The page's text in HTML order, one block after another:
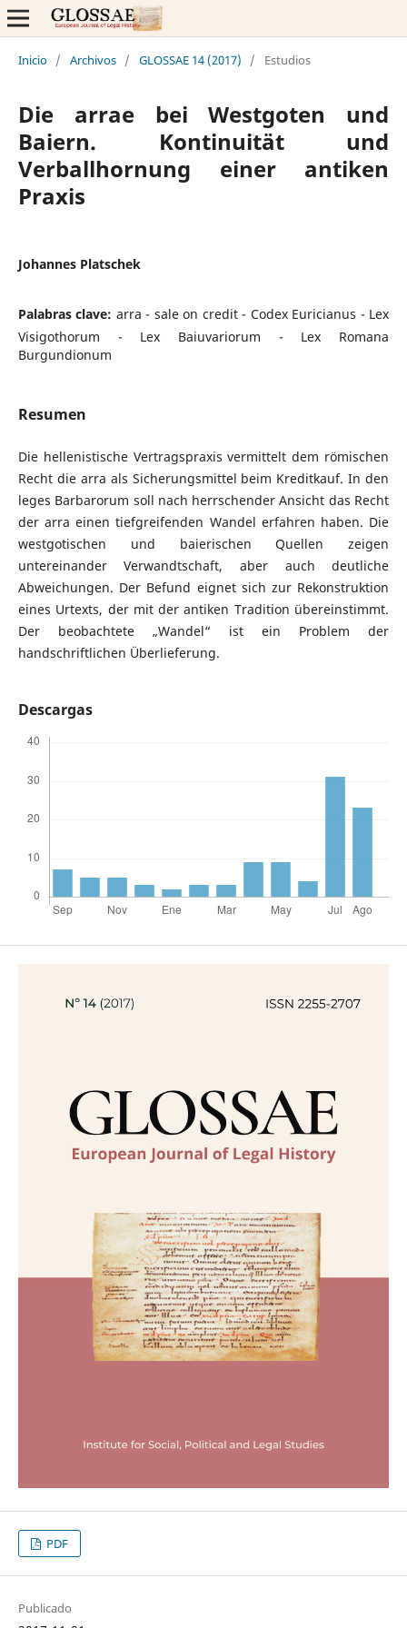
Inicio / Archivos / GLOSSAE 14 (2017) / Estudios
Die arrae bei Westgoten und
Baiern. Kontinuität und
Verballhornung einer antiken
Praxis
Johannes Platschek
Palabras clave: arra - sale on credit - Codex Euricianus - Lex
Visigothorum - Lex Baiuvariorum - Lex Romana
Burgundionum
Resumen
Die hellenistische Vertragspraxis vermittelt dem römischen
Recht die arra als Sicherungsmittel beim Kreditkauf. In den
leges Barbarorum soll nach herrschender Ansicht das Recht
der arra einen tiefgreifenden Wandel erfahren haben. Die
westgotischen und baierischen Quellen zeigen
untereinander Verwandtschaft, aber auch deutliche
Abweichungen. Der Befund eignet sich zur Rekonstruktion
eines Urtexts, der mit der antiken Tradition übereinstimmt.
Der beobachtete „Wandel“ ist ein Problem der
handschriftlichen Überlieferung.
Descargas
PDF
Publicado